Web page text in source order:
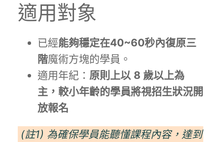
適用對象
已經能夠穩定在40~60秒內復原三
階魔術方塊的學員。
適用年紀： 原則上以 8 歲以上為
主，較小年齡的學員將視招生狀況開
放報名
(註1) 為確保學員能聽懂課程內容，達到